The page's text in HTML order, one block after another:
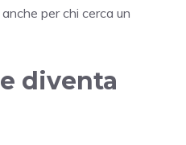
per chi cerca un
diventa